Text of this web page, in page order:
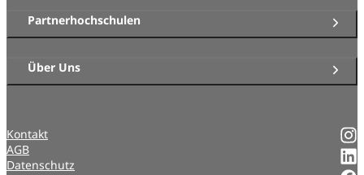
Partnerhochschulen
Über Uns
Kontakt
AGB
Datenschutz